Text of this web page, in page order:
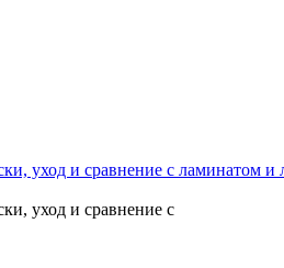
уход и сравнение с ламинатом и
уход и сравнение с